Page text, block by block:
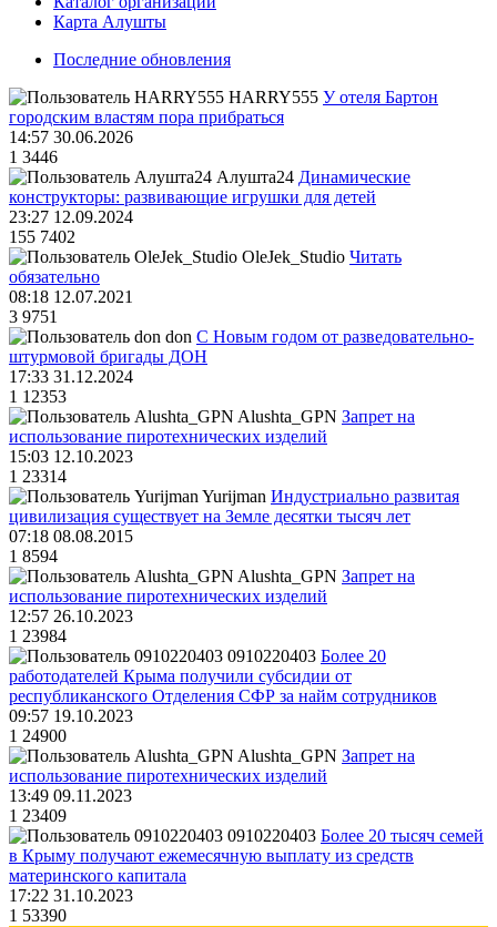
Карта Алушты
Последние обновления
HARRY555 У отеля Бартон
городским властям пора прибраться
14:57 30.06.2026
1 3446
Алушта24 Динамические
конструкторы: развивающие игрушки для детей
23:27 12.09.2024
155 7402
OleJek_Studio Читать
обязательно
08:18 12.07.2021
3 9751
don С Новым годом от разведовательно-
штурмовой бригады ДОН
17:33 31.12.2024
1 12353
Alushta_GPN Запрет на
использование пиротехнических изделий
15:03 12.10.2023
1 23314
Yurijman Индустриально развитая
цивилизация существует на Земле десятки тысяч лет
07:18 08.08.2015
1 8594
Alushta_GPN Запрет на
использование пиротехнических изделий
12:57 26.10.2023
1 23984
0910220403 Более 20
работодателей Крыма получили субсидии от
республиканского Отделения СФР за найм сотрудников
09:57 19.10.2023
1 24900
Alushta_GPN Запрет на
использование пиротехнических изделий
13:49 09.11.2023
1 23409
0910220403 Более 20 тысяч семей
в Крыму получают ежемесячную выплату из средств
материнского капитала
17:22 31.10.2023
1 53390